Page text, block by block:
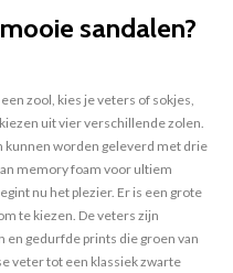
sandalen?
zool, kies je veters of sokjes,
uit vier verschillende zolen.
kunnen worden geleverd met drie
memory foam voor ultiem
nu het plezier. Er is een grote
te kiezen. De veters zijn
gedurfde prints die groen van
veter tot een klassiek zwarte